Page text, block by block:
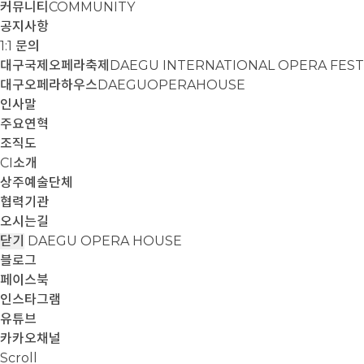
커뮤니티 COMMUNITY
공지사항
1:1 문의
대구국제오페라축제 DAEGU INTERNATIONAL OPERA
대구오페라하우스DAEGUOPERAHOUSE
인사말
주요연혁
조직도
CI소개
상주예술단체
협력기관
오시는길
닫기 DAEGU OPERA HOUSE
블로그
페이스북
인스타그램
유튜브
카카오채널
Scroll